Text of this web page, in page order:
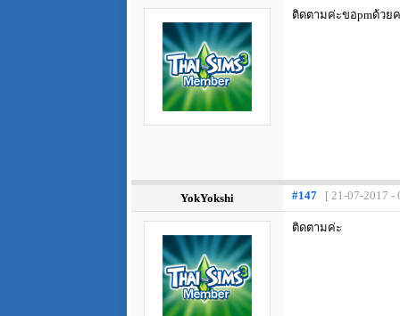
ติดตามค่ะขอpmด้ว
YokYokshi #147 [ 21-07-2017 -
ติดตามค่ะ